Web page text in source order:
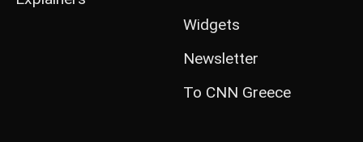
Widgets
Newsletter
Το CNN Greece